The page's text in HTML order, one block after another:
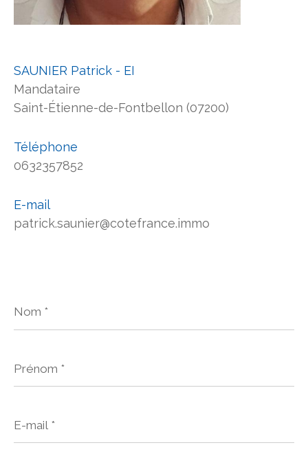
SAUNIER Patrick - EI
Mandataire
Saint-Étienne-de-Fontbellon (07200)
Téléphone
0632357852
E-mail
patrick.saunier@cotefrance.immo
*
*
mail